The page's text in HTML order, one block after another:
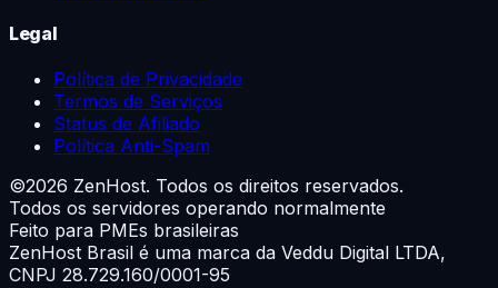
Legal
Política de Privacidade
Termos de Serviços
Status de Afiliado
Política Anti-Spam
©2026 ZenHost. Todos os direitos reservados.
Todos os servidores operando normalmente
Feito para PMEs brasileiras
ZenHost Brasil é uma marca da Veddu Digital LTDA,
CNPJ 28.729.160/0001-95